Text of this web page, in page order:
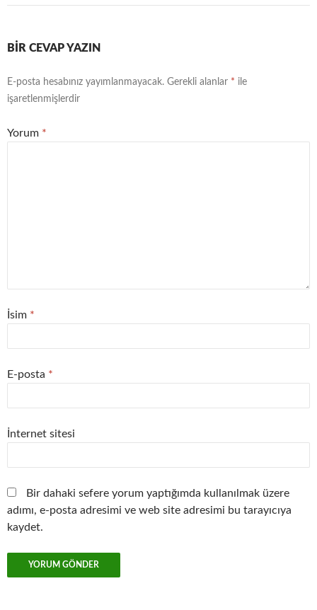
BIR CEVAP YAZIN
E-posta hesabınız yayımlanmayacak. Gerekli alanlar * ile
işaretlenmişlerdir
Yorum *
İsim *
E-posta *
İnternet sitesi
Bir dahaki sefere yorum yaptığımda kullanılmak üzere
adımı, e-posta adresimi ve web site adresimi bu tarayıcıya
kaydet.